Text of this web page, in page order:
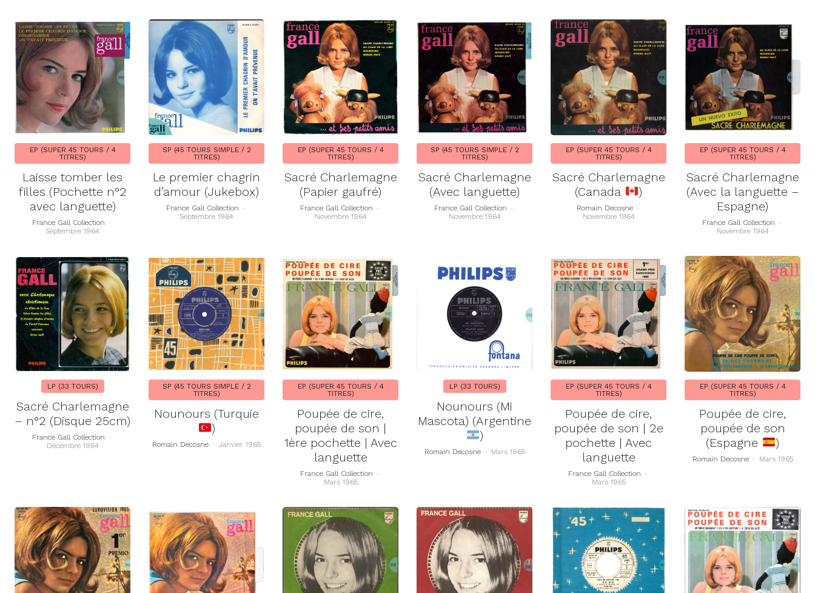
EP (SUPER 45 TOURS / 4
TITRES)
Laisse tomber les
filles (Pochette n°2
avec languette)
France Gall Collection -
Septembre 1964
SP (45 TOURS SIMPLE / 2
TITRES)
Le premier chagrin
d’amour (Jukebox)
France Gall Collection -
Septembre 1964
EP (SUPER 45 TOURS / 4
TITRES)
Sacré Charlemagne
(Papier gaufré)
France Gall Collection -
Novembre 1964
SP (45 TOURS SIMPLE / 2
TITRES)
Sacré Charlemagne
(Avec languette)
France Gall Collection -
Novembre 1964
EP (SUPER 45 TOURS / 4
TITRES)
Sacré Charlemagne
(Canada
)
Romain Decosne -
Novembre 1964
EP (SUPER 45 TOURS / 4
TITRES)
Sacré Charlemagne
(Avec la languette –
Espagne)
France Gall Collection -
Novembre 1964
LP (33 TOURS)
Sacré Charlemagne
– n°2 (Disque 25cm)
France Gall Collection -
Décembre 1964
SP (45 TOURS SIMPLE / 2
TITRES)
Nounours (Turquie
)
Romain Decosne - Janvier 1965
EP (SUPER 45 TOURS / 4
TITRES)
Poupée de cire,
poupée de son |
1ère pochette | Avec
languette
France Gall Collection -
Mars 1965
LP (33 TOURS)
Nounours (Mi
Mascota) (Argentine
)
Romain Decosne - Mars 1965
EP (SUPER 45 TOURS / 4
TITRES)
Poupée de cire,
poupée de son | 2e
pochette | Avec
languette
France Gall Collection -
Mars 1965
EP (SUPER 45 TOURS / 4
TITRES)
Poupée de cire,
poupée de son
(Espagne
)
Romain Decosne - Mars 1965